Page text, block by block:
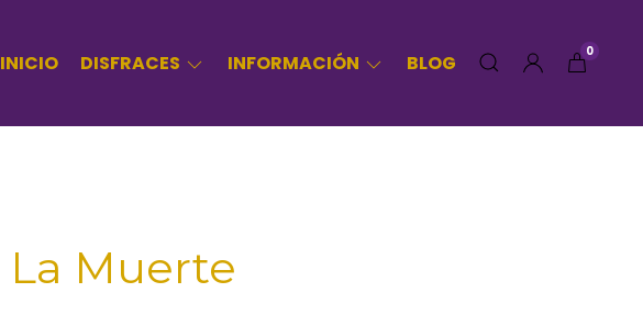
INICIO DISFRACES INFORMACIÓN BLOG 0
La Muerte